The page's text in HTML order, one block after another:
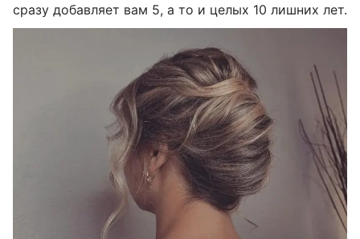
сразу добавляет вам 5, а то и целых 10 лишних лет.